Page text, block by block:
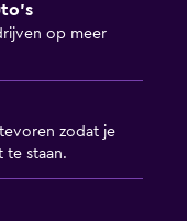
op meer
zodat je
te staan.